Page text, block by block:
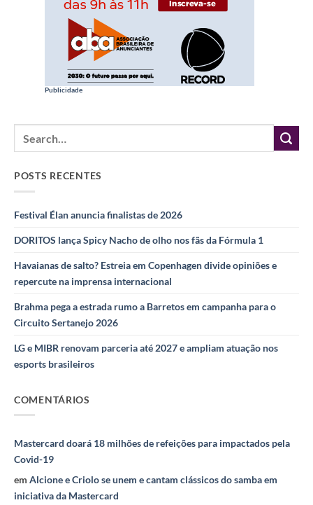
Publicidade
POSTS RECENTES
Festival Élan anuncia finalistas de 2026
DORITOS lança Spicy Nacho de olho nos fãs da Fórmula 1
Havaianas de salto? Estreia em Copenhagen divide opiniões e
repercute na imprensa internacional
Brahma pega a estrada rumo a Barretos em campanha para o
Circuito Sertanejo 2026
LG e MIBR renovam parceria até 2027 e ampliam atuação nos
esports brasileiros
COMENTÁRIOS
Mastercard doará 18 milhões de refeições para impactados pela
Covid-19
em Alcione e Criolo se unem e cantam clássicos do samba em
iniciativa da Mastercard